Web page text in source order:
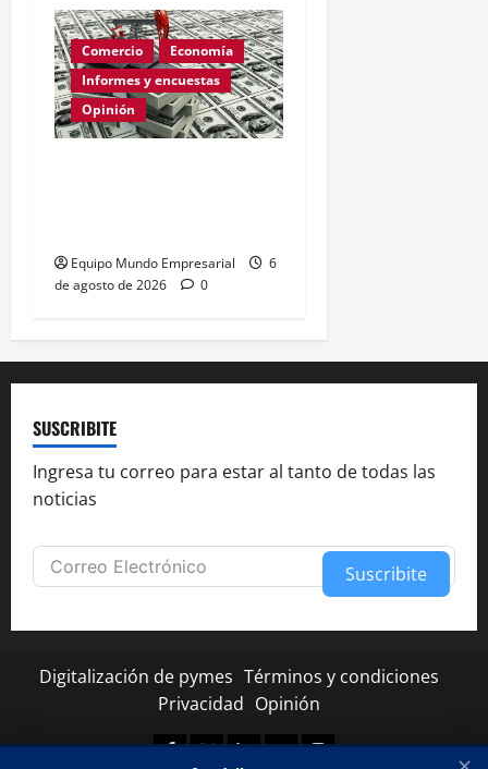
Comercio
Economía
Informes y encuestas
Opinión
Equipo Mundo Empresarial
6
de agosto de 2026
0
SUSCRIBITE
Ingresa tu correo para estar al tanto de todas las
noticias
Suscribite
Digitalización de pymes Términos y condiciones
Privacidad Opinión
Facebook
TwitterLinkedinYoutubeInstagram